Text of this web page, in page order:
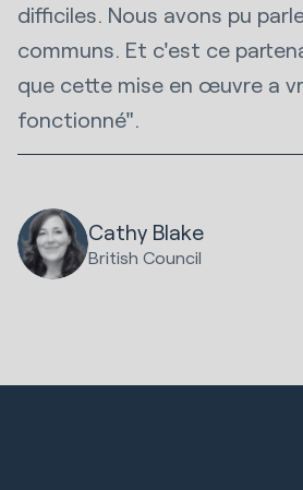
Cathy Blake
British Council
difficiles. Nous avons pu
communs. Et c'est ce
que cette mise en œuvre a
fonctionné".